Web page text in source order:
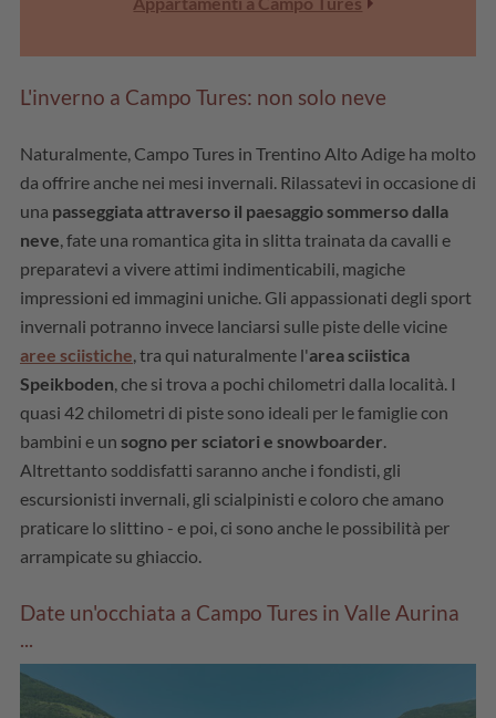
L'inverno a Campo Tures: non solo neve
Naturalmente, Campo Tures in Trentino Alto Adige ha molto
da offrire anche nei mesi invernali. Rilassatevi in occasione di
una passeggiata attraverso il paesaggio sommerso dalla
neve, fate una romantica gita in slitta trainata da cavalli e
preparatevi a vivere attimi indimenticabili, magiche
impressioni ed immagini uniche. Gli appassionati degli sport
invernali potranno invece lanciarsi sulle piste delle vicine
aree sciistiche, tra qui naturalmente l'area sciistica
Speikboden, che si trova a pochi chilometri dalla località. I
quasi 42 chilometri di piste sono ideali per le famiglie con
bambini e un sogno per sciatori e snowboarder.
Altrettanto soddisfatti saranno anche i fondisti, gli
escursionisti invernali, gli scialpinisti e coloro che amano
praticare lo slittino - e poi, ci sono anche le possibilità per
arrampicate su ghiaccio.
Date un'occhiata a Campo Tures in Valle Aurina
...